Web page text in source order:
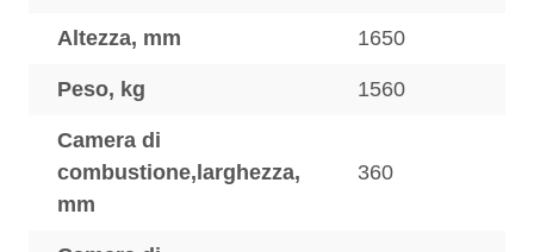
Altezza, mm 1650
Peso, kg 1560
Camera di
combustione,larghezza,
mm
360